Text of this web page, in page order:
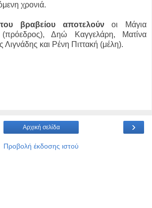
χρονιά.
βραβείου αποτελούνοι Μάγια
Δηώ Καγγελάρη, Ματίνα
Λιγνάδης και Ρένη Πιττακή (μέλη).
›
Αρχική σελίδα
Προβολή έκδοσης ιστού